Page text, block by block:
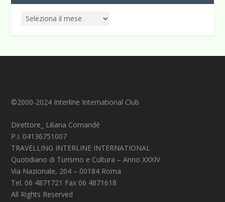
©2000-2024 Interline International Club
Direttore_ Liliana Comandè
P.I. 04136751007
TRAVELLING INTERLINE INTERNATIONAL
Quotidiano di Turismo e Cultura – Anno XXXIV
Via Nazionale, 204 – 00184 Roma
Tel. 06 4871721 Fax 06 4871618
All Rights Reserved